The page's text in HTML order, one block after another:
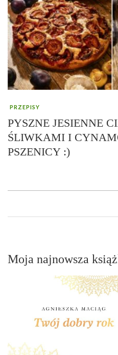
PRZEPISY
PYSZNE JESIENNE
ŚLIWKAMI I
PSZENICY :)
Moja najnowsza